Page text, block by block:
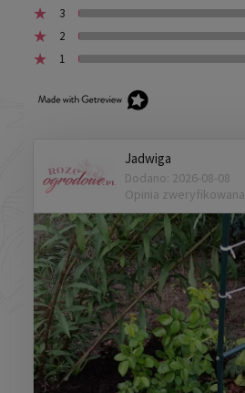
3
2
1
Jadwiga
Dodano: 2026-08-08
Opinia zweryfikowana